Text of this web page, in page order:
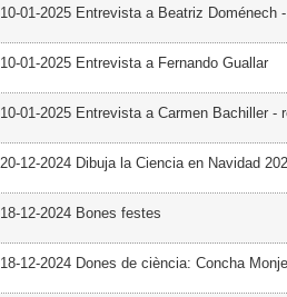
10-01-2025 Entrevista a Beatriz Doménech
10-01-2025 Entrevista a Fernando Guallar
10-01-2025 Entrevista a Carmen Bachiller -
20-12-2024 Dibuja la Ciencia en Navidad
18-12-2024 Bones festes
18-12-2024 Dones de ciència: Concha Monje